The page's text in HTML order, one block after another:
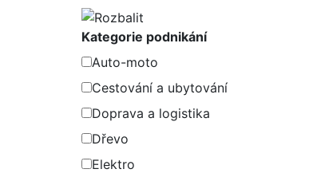
Kategorie podnikání
Auto-moto
Cestování a ubytování
Doprava a logistika
Dřevo
Elektro